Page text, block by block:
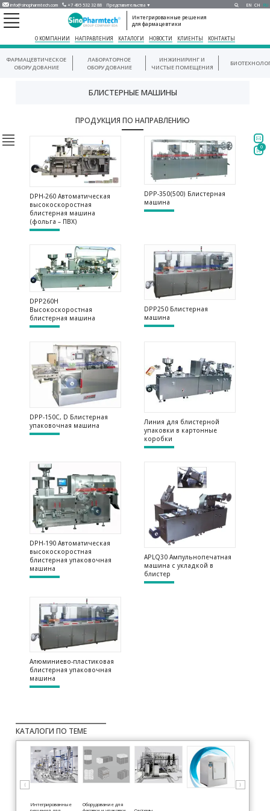
info@sinopharmtech.com +7 495 532 32 88 Представительства ▼ EN CH RU
Интегрированные решения
для фармацевтики
О КОМПАНИИ НАПРАВЛЕНИЯ КАТАЛОГИ НОВОСТИ КЛИЕНТЫ КОНТАКТЫ
ФАРМАЦЕВТИЧЕСКОЕ
ОБОРУДОВАНИЕ
ЛАБОРАТОРНОЕ
ОБОРУДОВАНИЕ
ИНЖИНИРИНГ И
ЧИСТЫЕ ПОМЕЩЕНИЯ
БЛИСТЕРНЫЕ МАШИНЫ
ПРОДУКЦИЯ ПО НАПРАВЛЕНИЮ
DPH-260 Автоматическая
высокоскоростная
блистерная машина
(фольга – ПВХ)
DPP-350(500) Блистерная
машина
DPP260H
Высокоскоростная
блистерная машина
DPP250 Блистерная
машина
DPP-150C, D Блистерная
упаковочная машина
Линия для блистерной
упаковки в картонные
коробки
DPH-190 Автоматическая
высокоскоростная
блистерная упаковочная
машина
APLQ30 Ампульнопечатная
машина с укладкой в
блистер
Алюминиево-пластиковая
блистерная упаковочная
машина
КАТАЛОГИ ПО ТЕМЕ
⟨ ⟩
Интегрированные
Оборудование для
0